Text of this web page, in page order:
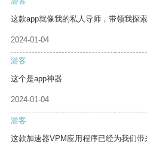
这款app就像我的私人导师，带领我探索
2024-01-04
游客
这个是app神器
2024-01-04
游客
这款加速器VPM应用程序已经为我们带